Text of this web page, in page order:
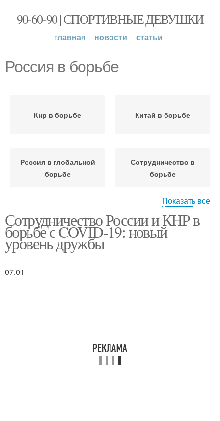
90-60-90 | СПОРТИВНЫЕ ДЕВУШКИ
главная новости статьи
Россия в борьбе
Кнр в борьбе Китай в борьбе
Россия в глобальной
борьбе
Сотрудничество в
борьбе
Опыт в борьбе
Показать все
Сотрудничество России и КНР в
борьбе с COVID-19: новый
уровень дружбы
07:01